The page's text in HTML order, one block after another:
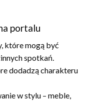
portalu
które mogą być
spotkań.
dodadzą charakteru
w stylu – meble,